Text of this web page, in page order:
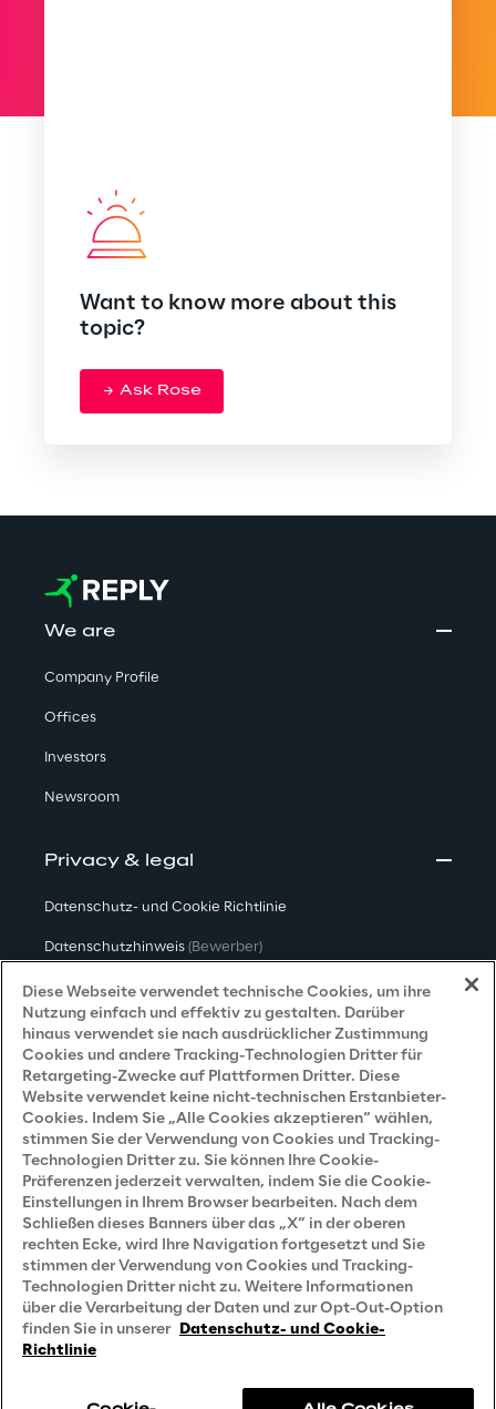
Want to know more about this
topic?
Ask Rose
We are
Company Profile
Offices
Investors
Newsroom
Privacy & legal
Datenschutz- und Cookie Richtlinie
Datenschutzhinweis (Bewerber)
Datenschutzhinweis(Kunden)
Datenschutzhinweis (Dienstleister)
Datenschutzhinweis (Marketing)
Grundsatzerklärung - LKSG(Deutschland)
Accessibility Statement
Careers
Contacts
Diese Webseite verwendet technische Cookies, um ihre
Nutzung einfach und effektiv zu gestalten. Darüber
hinaus verwendet sie nach ausdrücklicher Zustimmung
Cookies und andere Tracking-Technologien Dritter für
Retargeting-Zwecke auf Plattformen Dritter. Diese
Website verwendet keine nicht-technischen Erstanbieter-
Cookies. Indem Sie „Alle Cookies akzeptieren“ wählen,
stimmen Sie der Verwendung von Cookies und Tracking-
Technologien Dritter zu. Sie können Ihre Cookie-
Präferenzen jederzeit verwalten, indem Sie die Cookie-
Einstellungen in Ihrem Browser bearbeiten. Nach dem
Schließen dieses Banners über das „X“ in der oberen
rechten Ecke, wird Ihre Navigation fortgesetzt und Sie
stimmen der Verwendung von Cookies und Tracking-
Technologien Dritter nicht zu. Weitere Informationen
über die Verarbeitung der Daten und zur Opt-Out-Option
finden Sie in unserer Datenschutz- und Cookie-
Richtlinie